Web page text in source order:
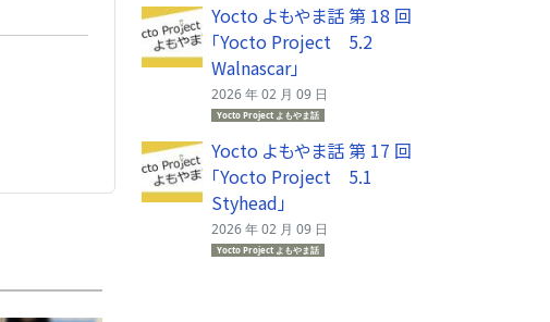
Yocto よもやま話 第 18 回
「Yocto Project 5.2
Walnascar」
2026 年 02 月 09 日
Yocto Project よもやま話
Yocto よもやま話 第 17 回
「Yocto Project 5.1
Styhead」
2026 年 02 月 09 日
Yocto Project よもやま話